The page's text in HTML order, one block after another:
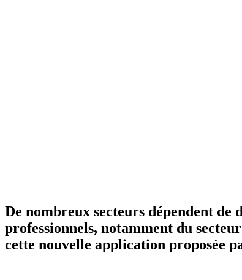
De nombreux secteurs dépendent
professionnels, notamment du
cette nouvelle application proposée